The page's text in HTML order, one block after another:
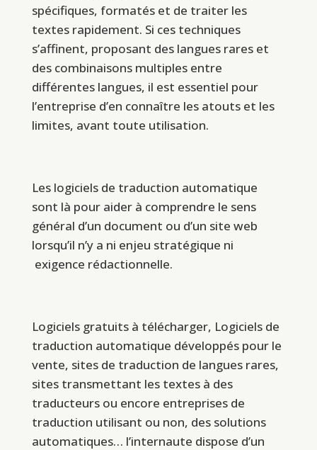
spécifiques, formatés et de traiter les
textes rapidement. Si ces techniques
s’affinent, proposant des langues rares et
des combinaisons multiples entre
différentes langues, il est essentiel pour
l’entreprise d’en connaître les atouts et les
limites, avant toute utilisation.
Les logiciels de traduction automatique
sont là pour aider à comprendre le sens
général d’un document ou d’un site web
lorsqu’il n’y a ni enjeu stratégique ni
exigence rédactionnelle.
Logiciels gratuits à télécharger, Logiciels de
traduction automatique développés pour le
vente, sites de traduction de langues rares,
sites transmettant les textes à des
traducteurs ou encore entreprises de
traduction utilisant ou non, des solutions
automatiques… l’internaute dispose d’un